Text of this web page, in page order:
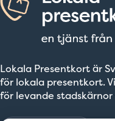
Lokala Presentkort är
för lokala presentkort.
för levande stadskärnor